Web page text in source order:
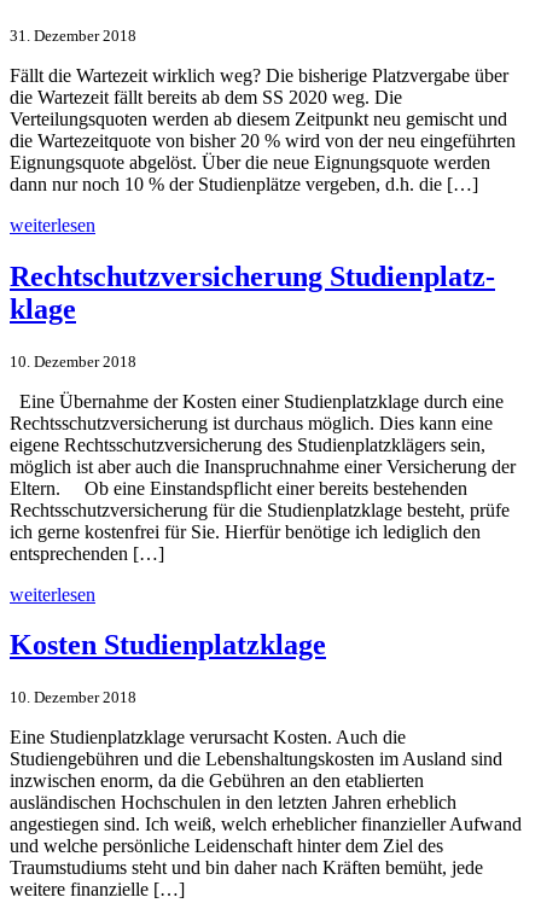
31. Dezember 2018
Fällt die Wartezeit wirklich weg? Die bisherige Platzvergabe über
die Wartezeit fällt bereits ab dem SS 2020 weg. Die
Verteilungsquoten werden ab diesem Zeitpunkt neu gemischt und
die Wartezeitquote von bisher 20 % wird von der neu eingeführten
Eignungsquote abgelöst. Über die neue Eignungsquote werden
dann nur noch 10 % der Studienplätze vergeben, d.h. die […]
weiterlesen
Rechtschutz­versicherung Studienplatz­
klage
10. Dezember 2018
Eine Übernahme der Kosten einer Studienplatzklage durch eine
Rechtsschutzversicherung ist durchaus möglich. Dies kann eine
eigene Rechtsschutzversicherung des Studienplatzklägers sein,
möglich ist aber auch die Inanspruchnahme einer Versicherung der
Eltern. Ob eine Einstandspflicht einer bereits bestehenden
Rechtsschutzversicherung für die Studienplatzklage besteht, prüfe
ich gerne kostenfrei für Sie. Hierfür benötige ich lediglich den
entsprechenden […]
weiterlesen
Kosten Studienplatz­klage
10. Dezember 2018
Eine Studienplatzklage verursacht Kosten. Auch die
Studiengebühren und die Lebenshaltungskosten im Ausland sind
inzwischen enorm, da die Gebühren an den etablierten
ausländischen Hochschulen in den letzten Jahren erheblich
angestiegen sind. Ich weiß, welch erheblicher finanzieller Aufwand
und welche persönliche Leidenschaft hinter dem Ziel des
Traumstudiums steht und bin daher nach Kräften bemüht, jede
weitere finanzielle […]